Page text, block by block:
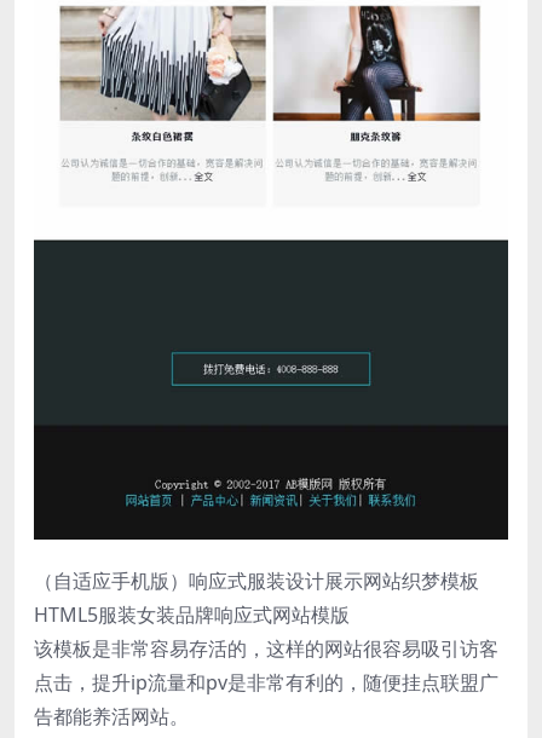
（自适应手机版）响应式服装设计展示网站织梦模板
HTML5服装女装品牌响应式网站模版
该模板是非常容易存活的，这样的网站很容易吸引访客
点击，提升ip流量和pv是非常有利的，随便挂点联盟广
告都能养活网站。